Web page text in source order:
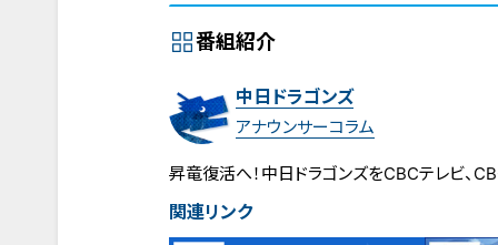
番組紹介
中日ドラゴンズ
アナウンサーコラム
昇竜復活へ！中日ドラゴンズをCBCテレビ、
関連リンク